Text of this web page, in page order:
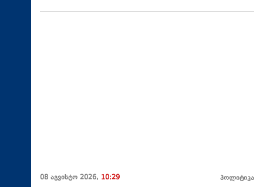
08 აგვისტო 2026, 10:29 პოლიტიკა